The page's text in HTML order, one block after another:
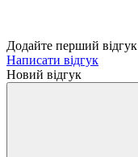
Додайте перший відгук
Написати відгук
Новий відгук